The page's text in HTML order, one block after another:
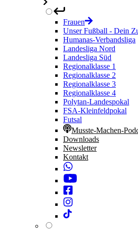
Frauen
Unser Fußball - Dein
Humanas-Verbandsliga
Landesliga Nord
Landesliga Süd
Regionalklasse 1
Regionalklasse 2
Regionalklasse 3
Regionalklasse 4
Polytan-Landespokal
FSA-Kleinfeldpokal
Futsal
Musste-Machen-
Downloads
Newsletter
Kontakt